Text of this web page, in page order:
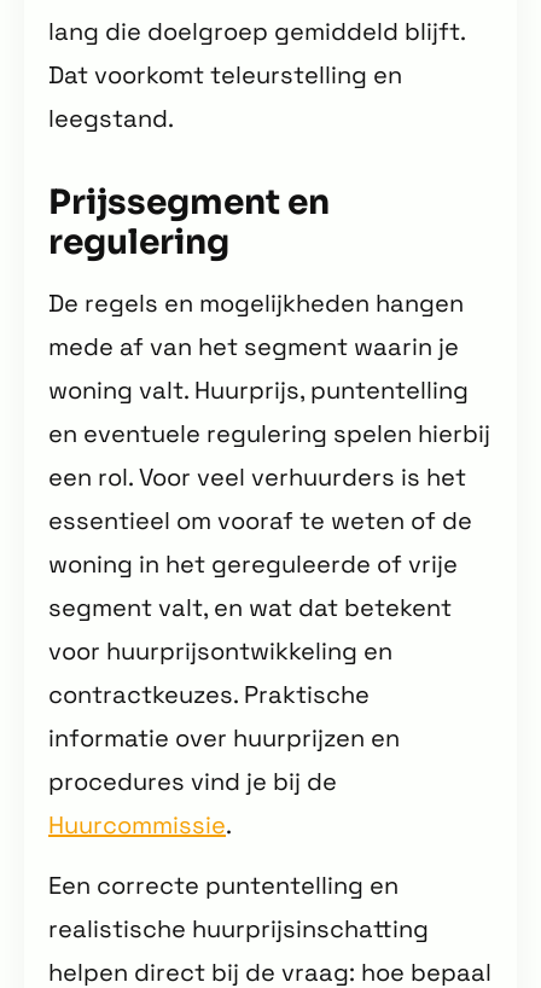
lang die doelgroep gemiddeld blijft.
Dat voorkomt teleurstelling en
leegstand.
Prijssegment en
regulering
De regels en mogelijkheden hangen
mede af van het segment waarin je
woning valt. Huurprijs, puntentelling
en eventuele regulering spelen hierbij
een rol. Voor veel verhuurders is het
essentieel om vooraf te weten of de
woning in het gereguleerde of vrije
segment valt, en wat dat betekent
voor huurprijsontwikkeling en
contractkeuzes. Praktische
informatie over huurprijzen en
procedures vind je bij de
Huurcommissie.
Een correcte puntentelling en
realistische huurprijsinschatting
helpen direct bij de vraag: hoe bepaal